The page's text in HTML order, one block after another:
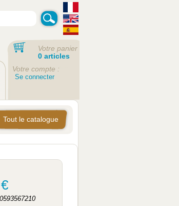
Votre panier
0 articles
Votre compte :
Se connecter
Tout le catalogue